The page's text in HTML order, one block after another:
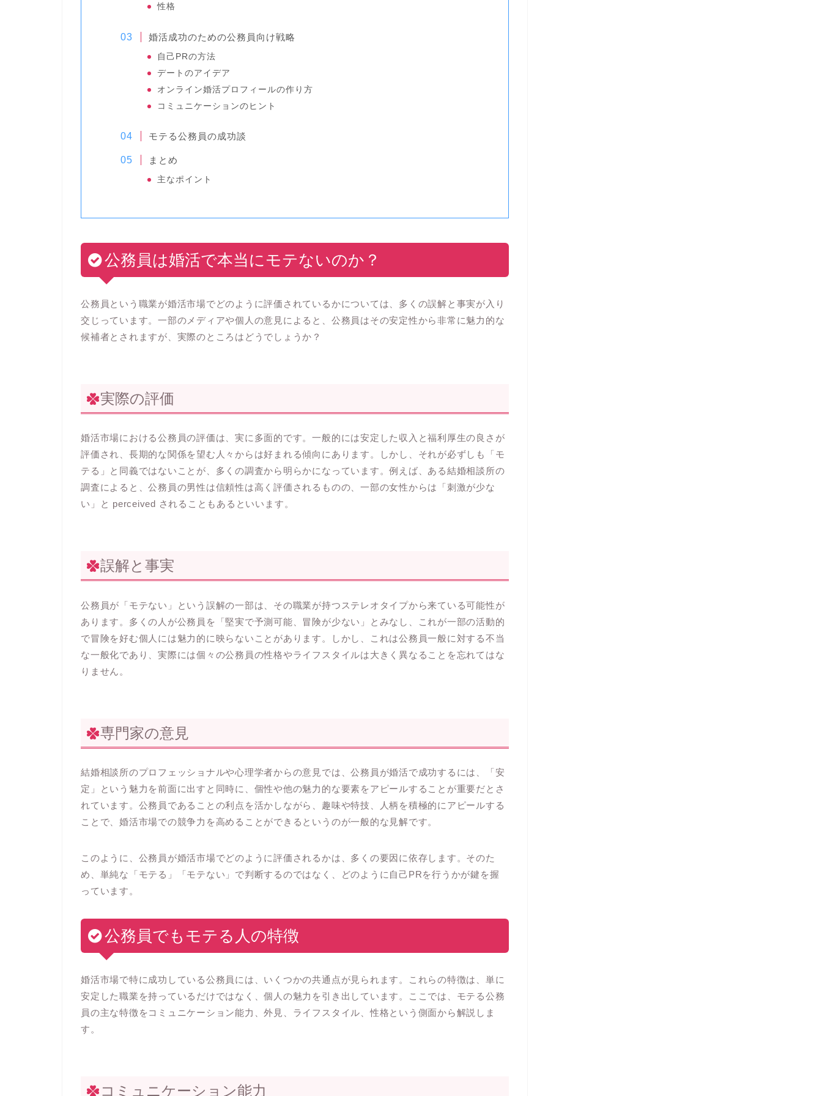
性格
婚活成功のための公務員向け戦略
自己PRの方法
デートのアイデア
オンライン婚活プロフィールの作り方
コミュニケーションのヒント
モテる公務員の成功談
まとめ
主なポイント
公務員は婚活で本当にモテないのか？
公務員という職業が婚活市場でどのように評価されているかについては、多くの誤解と事実が入り
交じっています。一部のメディアや個人の意見によると、公務員はその安定性から非常に魅力的な
候補者とされますが、実際のところはどうでしょうか？
実際の評価
婚活市場における公務員の評価は、実に多面的です。一般的には安定した収入と福利厚生の良さが
評価され、長期的な関係を望む人々からは好まれる傾向にあります。しかし、それが必ずしも「モ
テる」と同義ではないことが、多くの調査から明らかになっています。例えば、ある結婚相談所の
調査によると、公務員の男性は信頼性は高く評価されるものの、一部の女性からは「刺激が少な
い」と perceived されることもあるといいます。
誤解と事実
公務員が「モテない」という誤解の一部は、その職業が持つステレオタイプから来ている可能性が
あります。多くの人が公務員を「堅実で予測可能、冒険が少ない」とみなし、これが一部の活動的
で冒険を好む個人には魅力的に映らないことがあります。しかし、これは公務員一般に対する不当
な一般化であり、実際には個々の公務員の性格やライフスタイルは大きく異なることを忘れてはな
りません。
専門家の意見
結婚相談所のプロフェッショナルや心理学者からの意見では、公務員が婚活で成功するには、「安
定」という魅力を前面に出すと同時に、個性や他の魅力的な要素をアピールすることが重要だとさ
れています。公務員であることの利点を活かしながら、趣味や特技、人柄を積極的にアピールする
ことで、婚活市場での競争力を高めることができるというのが一般的な見解です。
このように、公務員が婚活市場でどのように評価されるかは、多くの要因に依存します。そのた
め、単純な「モテる」「モテない」で判断するのではなく、どのように自己PRを行うかが鍵を握
っています。
公務員でもモテる人の特徴
婚活市場で特に成功している公務員には、いくつかの共通点が見られます。これらの特徴は、単に
安定した職業を持っているだけではなく、個人の魅力を引き出しています。ここでは、モテる公務
員の主な特徴をコミュニケーション能力、外見、ライフスタイル、性格という側面から解説しま
す。
コミュニケーション能力